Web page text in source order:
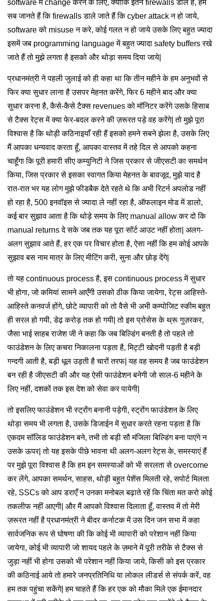
software में change करने के लिए, क्योंकि इतने firewalls डाले हैं, हम
सब जानते हैं कि firewalls डाले जाते हैं कि cyber attack न हो जाये,
software को misuse न करे, कोई गलत न हो जाये उसके लिए बहुत ज्यादा
इसमें जब programming language में बहुत ज्यादा safety buffers रखे
जाते हैं तो मुझे लगता है इसको और थोड़ा समय दिया जाये|
प्रधानमंत्री ने पहली जुलाई को ही कहा था कि तीन महीने के हम अनुभवों से
फिर क्या सुधार लाना है उसपर मेहनत करेंगे, फिर 6 महीने बाद और क्या
सुधार करना है, कैसे-कैसे टैक्स revenues को मॉनिटर करेंगे उसके हिसाब
से टैक्स रेट्स में क्या फेर-बदल करने की ज़रूरत पड़े वह करेंगे| तो मुझे पूरा
विश्वास है कि थोड़ी कठिनाइयाँ रही हैं इसको हमने सबने झेला है, उसके लिए
मैं आपका धन्यवाद करता हूँ, आपका वास्तव में तहे दिल से आपको कहना
चाहूँगा कि पूरी हमारी सीए कम्युनिटी ने जिस प्रकार से जीएसटी का समर्थन
किया, जिस प्रकार से इसका स्वागत किया मेहनत के बावजूद, मुझे याद है
रात-रात भर यह लोग मुझे फीडबैक देते रहते थे कि अभी रिटर्न अपलोड नहीं
हो रहा है, 500 इनवॉइस से ज्यादा ले नहीं रहा है, ऑफलाइन मोड में डालो,
कई बार सुझाव आता है कि थोड़े समय के लिए manual allow कर दो कि
manual returns दे सके जब तक यह पूरा सॉर्ट आउट नहीं होता| अलग-
अलग सुझाव आते हैं, हर एक पर विचार होता है, ऐसा नहीं कि हम कोई आपके
सुझाव बस नाम मात्र के लिए मीटिंग करी, सुना और छोड़ देंगे|
तो यह continuous process है, इस continuous process में सुधार
भी होगा, जो कमियां सामने आएँगी उसको ठीक किया जायेगा, रेट्स आहिस्ते-
आहिस्ते कनवर्ज होंगे, छोटे व्यापारी को तो वैसे भी अभी कम्पोजिट स्कीम बहुत
ही सरल हो गयी, डेढ़ करोड़ तक हो गयी| तो इस प्रोसेस के थ्रू गुज़रकर,
जैसा भाई साहब राजेश जी ने कहा कि जब बिल्डिंग बनती है तो पहले तो
फाउंडेशन के लिए कचरा निकालना पड़ता है, मिट्टी खोदनी पड़ती है बड़ी
गन्दगी आती है, बड़ी धूल उड़ती है चारों तरफ| यह वह समय है जब फाउंडेशन
बन रही है जीएसटी की और यह ऐसी फाउंडेशन बनेगी जो साल-6 महीने के
लिए नहीं, दशकों तक इस देश को सेवा कर पायेगी|
तो इसलिए फाउंडेशन भी स्ट्रोंग बनानी पड़ेगी, स्ट्रोंग फाउंडेशन के लिए
थोड़ा समय भी लगता है, उसके डिजाईन में सुधार करते रहना पड़ता है कि
एकदम सॉलिड फाउंडेशन बने, तभी तो बड़ी सौ मंजिला बिल्डिंग बना पाएंगे न
उसके ऊपर| तो यह इसके पीछे भावना थी अलग-अलग रेट्स के, समस्याएं हैं
पर मुझे पूरा विश्वास है कि हम इन समस्याओं को भी सरलता से overcome
कर लेंगे, आपका समर्थन, साहस, थोड़ी बहुत पेशेंस मिलती रहे, सपोर्ट मिलता
रहे, SSCs को आप डराएँ न उनका मनोबल बढ़ाते रहें कि चिंता मत करो कोई
तकलीफ नहीं आएगी| और मैं आपको विश्वास दिलाता हूँ, वास्तव में तो मेरी
ज़रूरत नहीं है प्रधानमंत्री ने बीदर कर्नाटक में उस दिन जन सभा में कहा
सार्वजनिक रूप से घोषणा की कि कोई भी व्यापारी को परेशान नहीं किया
जायेगा, कोई भी व्यापारी जो शायद पहले के ज़माने में पूरी तरीके से टैक्स से
जुड़ा नहीं भी होगा उसको भी परेशान नहीं किया जाये, किसी को इस प्रकार
की कठिनाई आये तो हमारे जनप्रतिनिधि या लोकल लीडर्स से संपर्क करें, वह
हम तक पहुंचा सकेंगे| हम चाहते हैं कि हर एक को मौका मिले एक ईमानदार